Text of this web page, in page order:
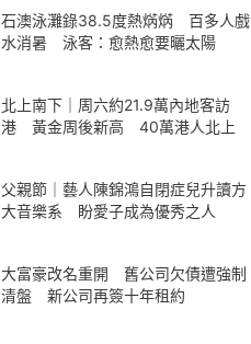
石澳泳灘錄38.5度熱焫焫 百多人戲
水消暑 泳客：愈熱愈要曬太陽
北上南下｜周六約21.9萬內地客訪
港 黃金周後新高 40萬港人北上
父親節｜藝人陳錦鴻自閉症兒升讀方
大音樂系 盼愛子成為優秀之人
大富豪改名重開 舊公司欠債遭強制
清盤 新公司再簽十年租約